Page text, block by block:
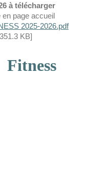
à télécharger
en page accueil
2025-2026.pdf
KB]
Fitness